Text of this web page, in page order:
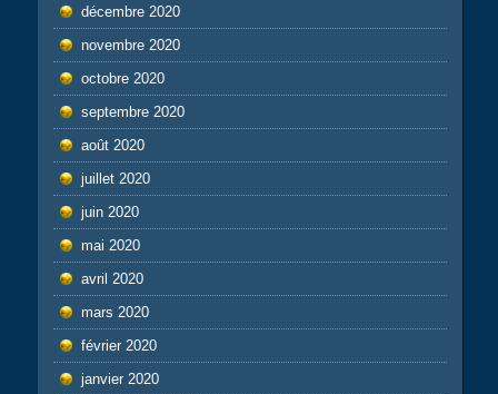
décembre 2020
novembre 2020
octobre 2020
septembre 2020
août 2020
juillet 2020
juin 2020
mai 2020
avril 2020
mars 2020
février 2020
janvier 2020